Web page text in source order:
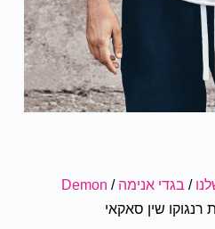
/ בגדי אנימה /
Demon
רנגוקו שין סאקאי